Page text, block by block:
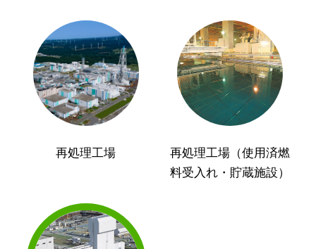
再処理工場
再処理工場（使用済燃
料受入れ・貯蔵施設）